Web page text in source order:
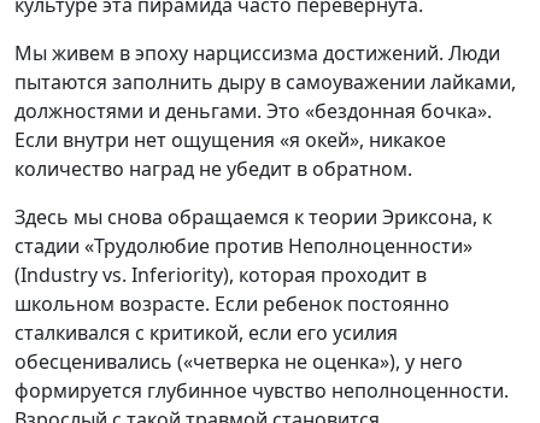
Мы живем в эпоху нарциссизма достижений. Люди
пытаются заполнить дыру в самоуважении лайками,
должностями и деньгами. Это «бездонная бочка».
Если внутри нет ощущения «я окей», никакое
количество наград не убедит в обратном.
Здесь мы снова обращаемся к теории Эриксона, к
стадии «Трудолюбие против Неполноценности»
(Industry vs. Inferiority), которая проходит в
школьном возрасте. Если ребенок постоянно
сталкивался с критикой, если его усилия
обесценивались («четверка не оценка»), у него
формируется глубинное чувство неполноценности.